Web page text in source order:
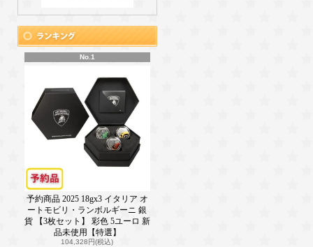
No.1
予約商品 2025 18gx3 イタリア オ
ートモビリ・ランボルギーニ 銀
貨 【3枚セット】 彩色 5ユーロ 新
品未使用【特選】
104,328円(税込)